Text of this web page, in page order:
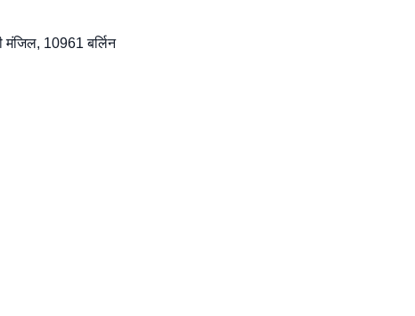
मंजिल, 10961 बर्लिन